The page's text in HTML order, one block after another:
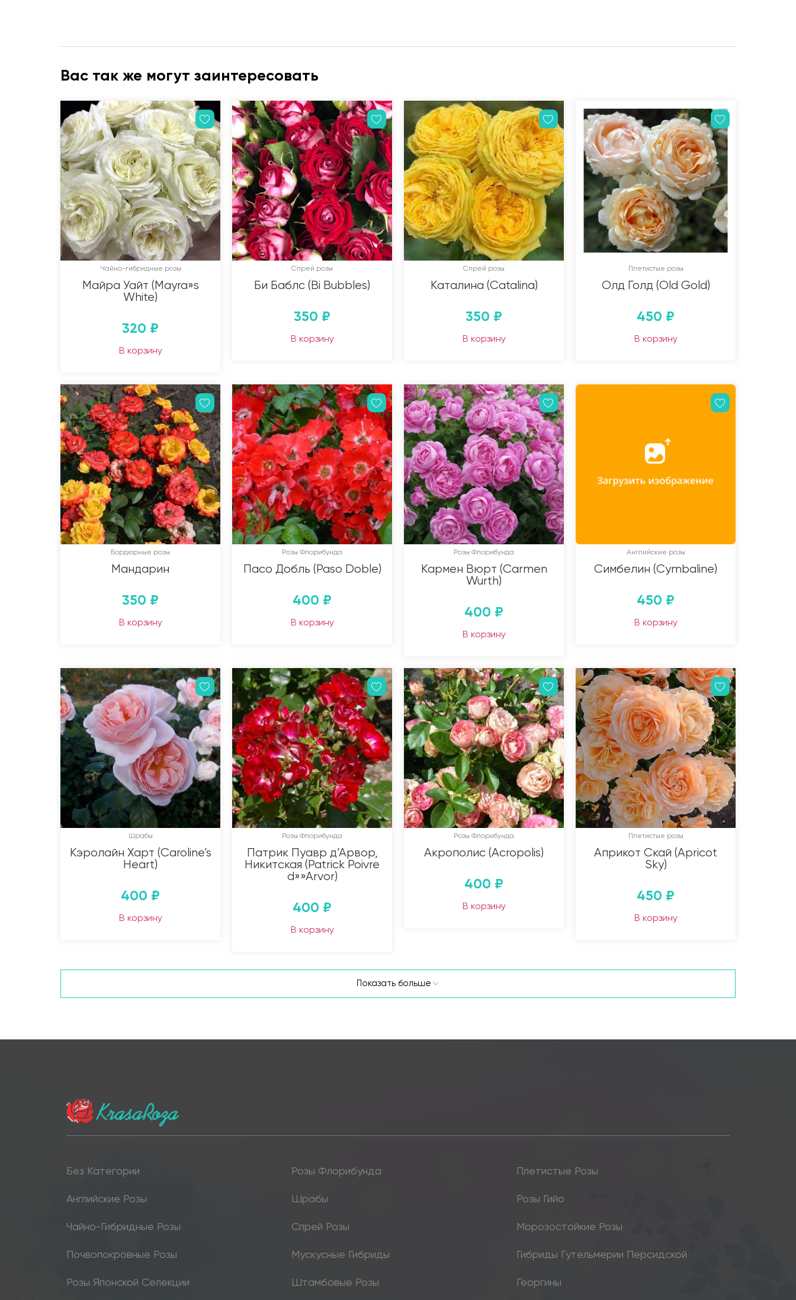
Вас так же могут заинтересовать
Чайно-гибридные розы
Майра Уайт (Mayra»s
White)
320 ₽
В корзину
Спрей розы
Би Баблс (Bi Bubbles)
350 ₽
В корзину
Спрей розы
Каталина (Catalina)
350 ₽
В корзину
Плетистые розы
Олд Голд (Old Gold)
450 ₽
В корзину
Бордюрные розы
Мандарин
350 ₽
В корзину
Розы Флорибунда
Пасо Добль (Paso Doble)
400 ₽
В корзину
Розы Флорибунда
Кармен Вюрт (Carmen
Wurth)
400 ₽
В корзину
Английские розы
Симбелин (Cymbaline)
450 ₽
В корзину
Шрабы
Кэролайн Харт (Caroline’s
Heart)
400 ₽
В корзину
Розы Флорибунда
Патрик Пуавр д’Арвор,
Никитская (Patrick Poivre
d»»Arvor)
400 ₽
В корзину
Розы Флорибунда
Акрополис (Acropolis)
400 ₽
В корзину
Плетистые розы
Априкот Скай (Apricot
Sky)
450 ₽
В корзину
Показать больше
Без Категории Розы Флорибунда Плетистые Розы
Английские Розы Шрабы Розы Гийо
Чайно-Гибридные Розы Спрей Розы Морозостойкие Розы
Почвопокровные Розы Мускусные Гибриды Гибриды Гутельмерии Персидской
Розы Японской Селекции Штамбовые Розы Георгины